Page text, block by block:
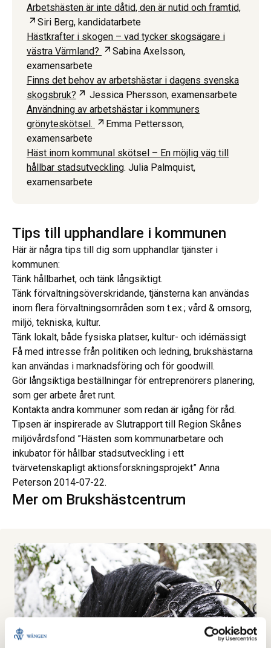
Arbetshästen är inte dåtid, den är nutid och framtid,
Öppnas i ny flik
Siri Berg, kandidatarbete
Hästkrafter i skogen – vad tycker skogsägare i
västra Värmland?
Öppnas i ny flik
Sabina Axelsson,
examensarbete
Finns det behov av arbetshästar i dagens svenska
skogsbruk?
Öppnas i ny flik
Jessica Phersson, examensarbete
Användning av arbetshästar i kommuners
grönyteskötsel.
Öppnas i ny flik
Emma Pettersson,
examensarbete
Häst inom kommunal skötsel – En möjlig väg till
hållbar stadsutveckling. Julia Palmquist,
examensarbete
Tips till upphandlare i kommunen
Här är några tips till dig som upphandlar tjänster i
kommunen:
Tänk hållbarhet, och tänk långsiktigt.
Tänk förvaltningsöverskridande, tjänsterna kan användas
inom flera förvaltningsområden som t.ex.; vård & omsorg,
miljö, tekniska, kultur.
Tänk lokalt, både fysiska platser, kultur- och idémässigt
Få med intresse från politiken och ledning, brukshästarna
kan användas i marknadsföring och för goodwill.
Gör långsiktiga beställningar för entreprenörers planering,
som ger arbete året runt.
Kontakta andra kommuner som redan är igång för råd.
Tipsen är inspirerade av Slutrapport till Region Skånes
miljövårdsfond ”Hästen som kommunarbetare och
inkubator för hållbar stadsutveckling i ett
tvärvetenskapligt aktionsforskningsprojekt” Anna
Peterson 2014-07-22.
Mer om Brukshäst­centrum